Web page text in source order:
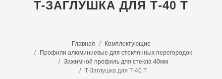
T-ЗАГЛУШКА ДЛЯ Т-40 Т
Главная
Комплектующие
Профили алюминиевые для стеклянных перегородок
Зажимной профиль для стекла 40мм
T-Заглушка для Т-40 Т